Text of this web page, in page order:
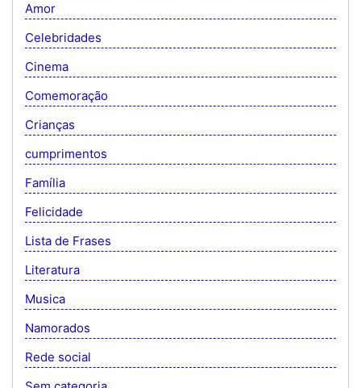
Amor
Celebridades
Cinema
Comemoração
Crianças
cumprimentos
Família
Felicidade
Lista de Frases
Literatura
Musica
Namorados
Rede social